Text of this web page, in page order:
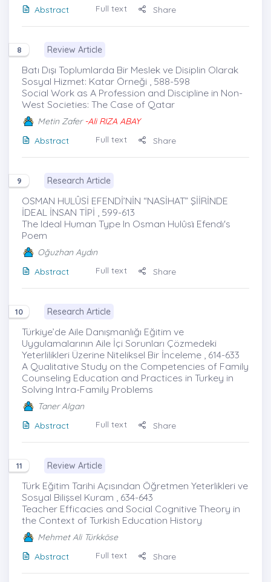
Abstract
Full text Share
8 Review Article
Batı Dışı Toplumlarda Bir Meslek ve Disiplin Olarak
Sosyal Hizmet: Katar Örneği , 588-598
Social Work as A Profession and Discipline in Non-
West Societies: The Case of Qatar
Metin Zafer-Ali RIZA ABAY
Abstract
Full text Share
9 Research Article
OSMAN HULÛSİ EFENDİ’NİN “NASİHAT” ŞİİRİNDE
İDEAL İNSAN TİPİ , 599-613
The Ideal Human Type In Osman Hulûsı̇ Efendı's
Poem
Oğuzhan Aydın
Abstract
Full text Share
10 Research Article
Türkiye’de Aile Danışmanlığı Eğitim ve
Uygulamalarının Aile İçi Sorunları Çözmedeki
Yeterlilikleri Üzerine Niteliksel Bir İnceleme , 614-633
A Qualitative Study on the Competencies of Family
Counseling Education and Practices in Turkey in
Solving Intra-Family Problems
Taner Algan
Abstract
Full text Share
11 Review Article
Türk Eğitim Tarihi Açısından Öğretmen Yeterlikleri ve
Sosyal Bilişsel Kuram , 634-643
Teacher Efficacies and Social Cognitive Theory in
the Context of Turkish Education History
Mehmet Ali Türkköse
Abstract
Full text Share